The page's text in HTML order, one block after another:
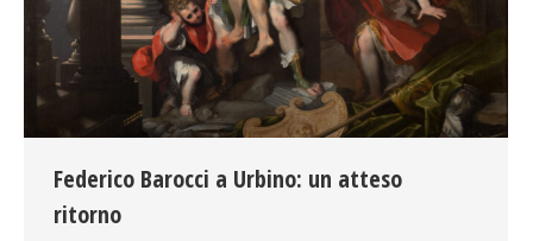
Federico Barocci a Urbino: un atteso
ritorno